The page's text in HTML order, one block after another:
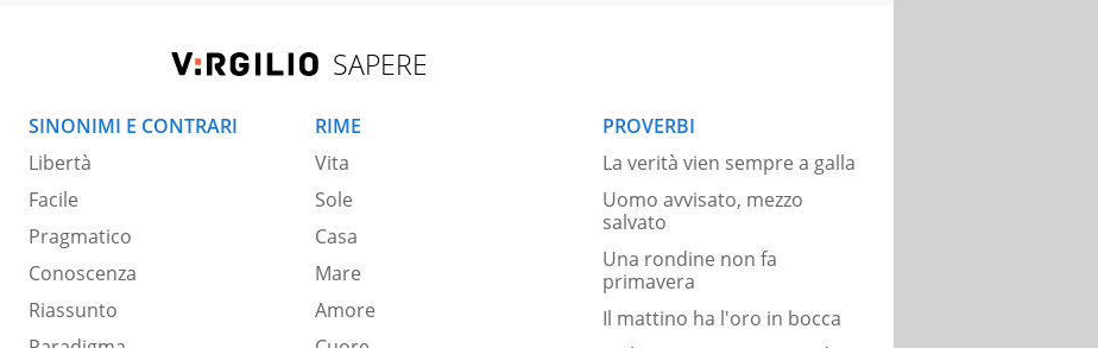
SAPERE
SINONIMI E CONTRARI
Libertà
Facile
Pragmatico
Conoscenza
Riassunto
RIME
Vita
Sole
Casa
Mare
Amore
PROVERBI
La verità vien sempre a galla
Uomo avvisato, mezzo
salvato
Una rondine non fa
primavera
Il mattino ha l'oro in bocca